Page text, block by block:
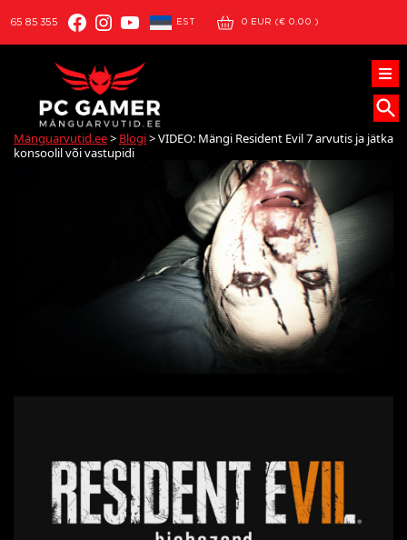
65 85 355 Facebook
Instagram
YouTube
EST 0 EUR (€ 0.00 )
Mänguarvutid.ee> Blogi>VIDEO: Mängi Resident Evil 7 arvutis ja jätka
konsoolil või vastupidi